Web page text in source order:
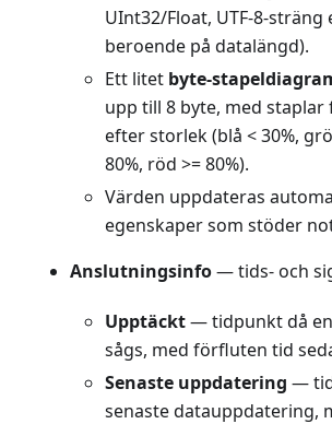
UInt32/Float, UTF-8-sträng
beroende på datalängd).
Ett litet byte-
upp till 8 byte, med
efter storlek (blå < 30%,
80%, röd >= 80%).
Värden uppdateras
egenskaper som stöder
Anslutningsinfo— tids- och
Upptäckt— tidpunkt då
sågs, med förfluten tid
Senaste uppdatering —
senaste datauppdatering,